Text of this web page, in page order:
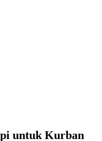
untuk Kurban